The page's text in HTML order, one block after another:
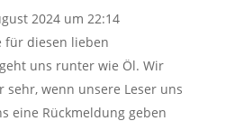
2024 um 22:14
für diesen lieben
uns runter wie Öl. Wir
wenn unsere Leser uns
eine Rückmeldung geben